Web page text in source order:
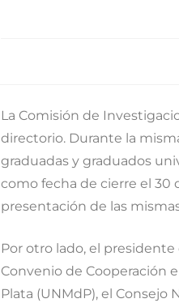
La Comisión de
directorio. Durante la
graduadas y graduados
como fecha de cierre el 30
presentación de las
Por otro lado, el
Convenio de Cooperación
Plata (UNMdP), el Consejo